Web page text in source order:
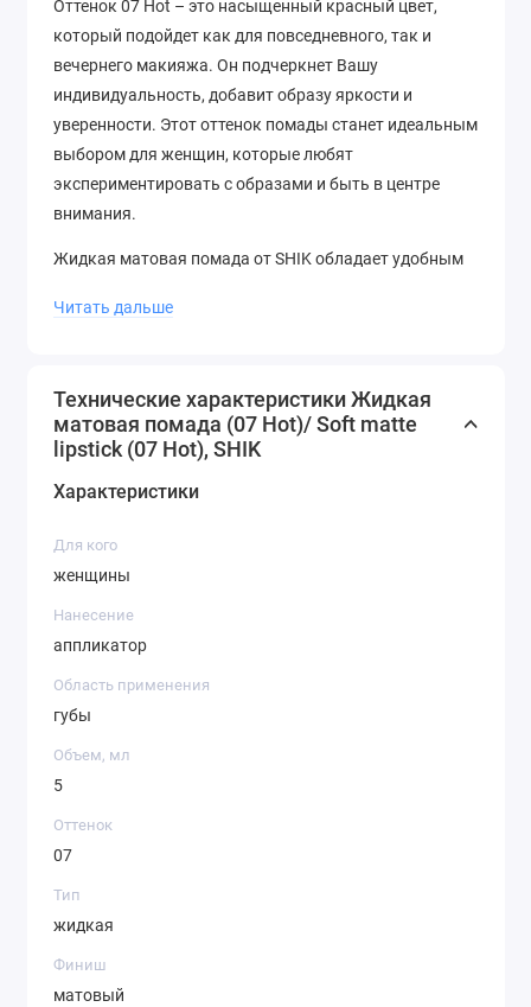
Оттенок 07 Hot – это насыщенный красный цвет,
который подойдет как для повседневного, так и
вечернего макияжа. Он подчеркнет Вашу
индивидуальность, добавит образу яркости и
уверенности. Этот оттенок помады станет идеальным
выбором для женщин, которые любят
экспериментировать с образами и быть в центре
внимания.
Жидкая матовая помада от SHIK обладает удобным
помаду на губы. Благодаря своей стойкости, помада
Данный продукт станет прекрасным пополнением
Вашей косметички и позволит Вам каждый день
создавать неповторимые образы, подчеркивая свою
Читать дальше
Технические характеристики Жидкая
матовая помада (07 Hot)/ Soft matte
lipstick (07 Hot), SHIK
Характеристики
Для кого
женщины
Нанесение
аппликатор
Область применения
губы
Объем, мл
5
Оттенок
07
Тип
жидкая
Финиш
матовый